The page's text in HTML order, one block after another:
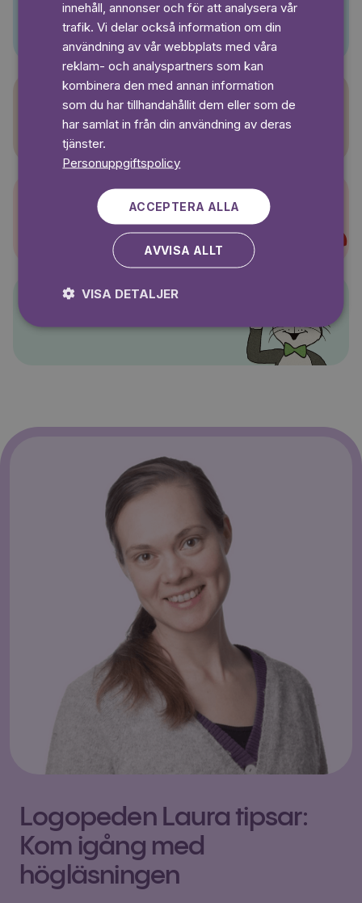
Sagasagor
Super-Charlie
Logopeden Laura tipsar:
Kom igång med
högläsningen
innehåll, annonser och för att analysera vår
trafik. Vi delar också information om din
användning av vår webbplats med våra
reklam- och analyspartners som kan
kombinera den med annan information
som du har tillhandahållit dem eller som de
har samlat in från din användning av deras
tjänster.
Personuppgiftspolicy
ACCEPTERA ALLA
AVVISA ALLT
VISA DETALJER